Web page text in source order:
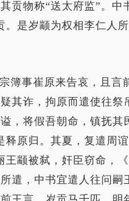
贡物称“送太府监”。
。是岁颛为权相李仁人
簿事崔原来告哀，且
其诈，拘原而遣使往
，将假吾朝命，镇抚
释原归。其夏，复遣周
王颛被弑，奸臣窃命，
遣，中书宜遣人往问